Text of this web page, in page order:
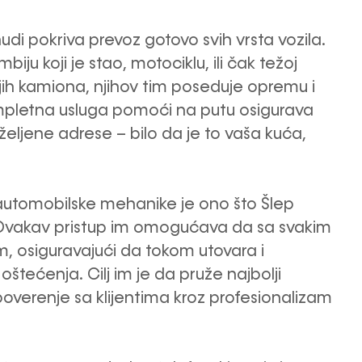
pokriva prevoz gotovo svih vrsta vozila.
koji je stao, motociklu, ili čak težoj
kamiona, njihov tim poseduje opremu i
usluga pomoći na putu osigurava
adrese – bilo da je to vaša kuća,
mehanike je ono što Šlep
pristup im omogućava da sa svakim
osiguravajući da tokom utovara i
Cilj im je da pruže najbolji
sa klijentima kroz profesionalizam